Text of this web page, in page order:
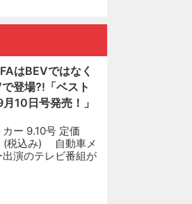
はBEVではなく
登場?!「ベスト
10日号発売！」
ー 9.10号 定価
(税込み) 自動車メ
出演のテレビ番組が